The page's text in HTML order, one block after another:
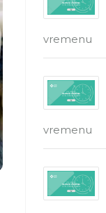
vremenu
vremenu